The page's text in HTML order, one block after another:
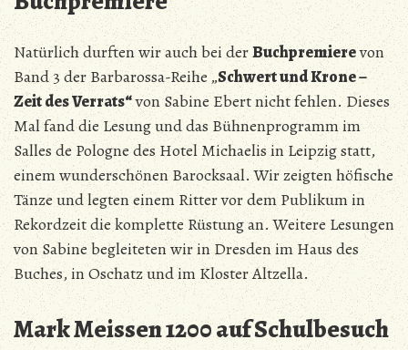
Natürlich durften wir auch bei derBuchpremierevon
Band 3 der Barbarossa-Reihe „Schwert und Krone –
Zeit des Verrats“von Sabine Ebert nicht fehlen. Dieses
Mal fand die Lesung und das Bühnenprogramm im
Salles de Pologne des Hotel Michaelis in Leipzig statt,
einem wunderschönen Barocksaal. Wir zeigten höfische
Tänze und legten einem Ritter vor dem Publikum in
Rekordzeit die komplette Rüstung an. Weitere Lesungen
von Sabine begleiteten wir in Dresden im Haus des
Buches, in Oschatz und im Kloster Altzella.
Mark Meissen 1200 auf Schulbesuch